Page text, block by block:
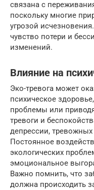
связана с
поскольку многие
угрозой
чувство потери и
изменений.
Влияние на
Эко-тревога может
психическое
проблемы или
тревоги и
депрессии,
Постоянное
экологических
эмоциональное
Важно помнить, что
должна происходить